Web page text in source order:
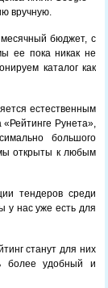
вручную.
бюджет, с
ее пока никак не
каталог как
естественным
«Рейтинге Рунета»,
большого
мы открыты к любым
тендеров среди
у нас уже есть для
станут для них
более удобный и